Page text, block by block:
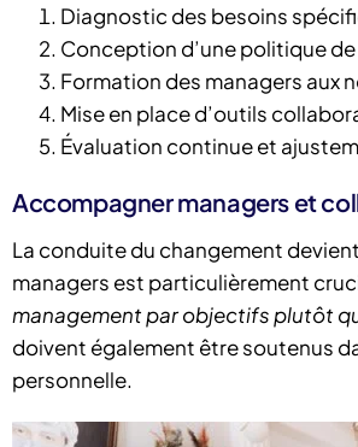
Diagnostic des besoins
Conception d’une politique
Formation des managers aux
Mise en place d’outils
Évaluation continue et
Accompagner managers et
La conduite du changement
managers est particulièrement
management par objectifs plutôt
doivent également être soutenus
personnelle.